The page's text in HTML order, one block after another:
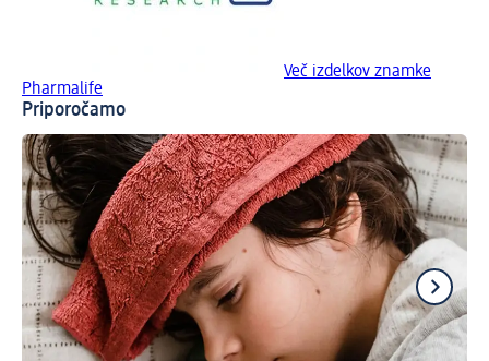
Več izdelkov znamke
Pharmalife
Priporočamo